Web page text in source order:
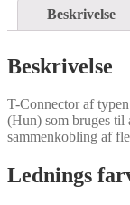
Beskrivelse
Beskrivelse
T-Connector af
(Hun) som bruges
sammenkobling af
Lednings